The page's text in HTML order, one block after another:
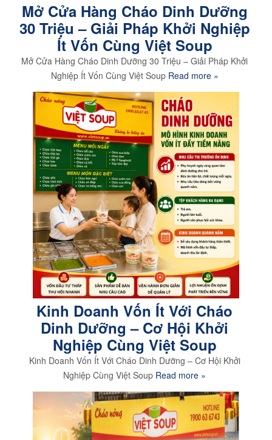
Mở Cửa Hàng Cháo Dinh Dưỡng
30 Triệu – Giải Pháp Khởi Nghiệp
Ít Vốn Cùng Việt Soup
Mở Cửa Hàng Cháo Dinh Dưỡng 30 Triệu – Giải Pháp Khởi
Nghiệp Ít Vốn Cùng Việt Soup Read more »
Kinh Doanh Vốn Ít Với Cháo
Dinh Dưỡng – Cơ Hội Khởi
Nghiệp Cùng Việt Soup
Kinh Doanh Vốn Ít Với Cháo Dinh Dưỡng – Cơ Hội Khởi
Nghiệp Cùng Việt Soup Read more »